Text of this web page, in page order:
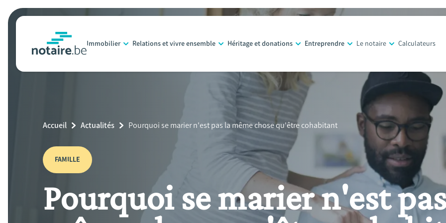
Aller
au
principal
Immobilier Relations et vivre ensemble Héritage et donations Entreprendre Le notaire Calculateurs
Breadcrumb
Accueil Actualités
Current
Pourquoi se marier n'est pas la même chose qu'être cohabitant
FAMILLE
Pourquoi se marier n'est